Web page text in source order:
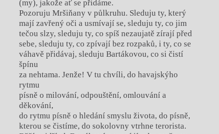
(my), jakože ať se přidáme.
Pozoruju Mršiňany v půlkruhu. Sleduju ty, který
mají zavřený oči a usmívají se, sleduju ty, co jim
tečou slzy, sleduju ty, co spíš nezaujatě zírají před
sebe, sleduju ty, co zpívají bez rozpaků, i ty, co se
váhavě přidávaj, sleduju Bartákovou, co si čistí
špínu
za nehtama. Jenže! V tu chvíli, do havajskýho
rytmu
písně o milování, odpouštění, omlouvání a
děkování,
do rytmu písně o hledání smyslu života, do písně,
kterou se čistíme, do sokolovny vtrhne terorista.